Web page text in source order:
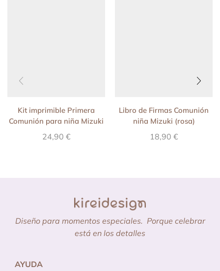
Kit imprimible Primera
Comunión para niña Mizuki
(Orange)
24,90 €
Libro de Firmas Comunión
niña Mizuki (rosa)
18,90 €
Diseño para momentos especiales. Porque celebrar
está en los detalles
AYUDA